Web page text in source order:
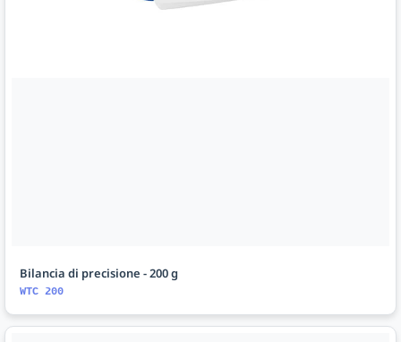
Bilancia di precisione - 200 g
WTC 200